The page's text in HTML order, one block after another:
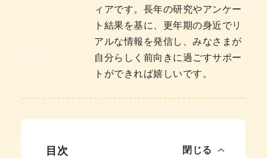
ィアです。長年の研究やアンケー
ト結果を基に、更年期の身近でリ
アルな情報を発信し、みなさまが
自分らしく前向きに過ごすサポー
トができれば嬉しいです。
目次 閉じる